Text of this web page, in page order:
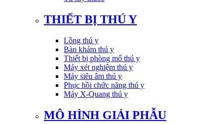
THIẾT BỊ THÚ Y
Lồng thú y
Bàn khám thú y
Thiết bị phòng mổ thú y
Máy xét nghiệm thú y
Máy siêu âm thú y
Phục hồi chức năng thú y
Máy X-Quang thú y
MÔ HÌNH GIẢI PHẪU